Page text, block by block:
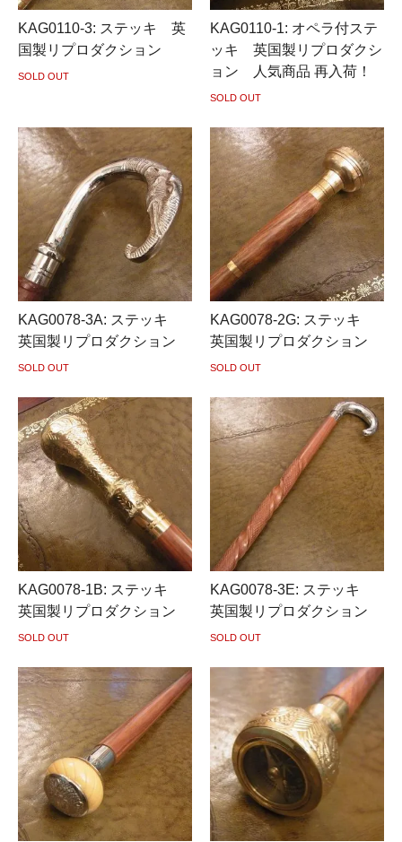
KAG0110-3: ステッキ 英
国製リプロダクション
SOLD OUT
KAG0110-1: オペラ付ステ
ッキ 英国製リプロダクシ
ョン 人気商品 再入荷！
SOLD OUT
KAG0078-3A: ステッキ
英国製リプロダクション
SOLD OUT
KAG0078-2G: ステッキ
英国製リプロダクション
SOLD OUT
KAG0078-1B: ステッキ
英国製リプロダクション
SOLD OUT
KAG0078-3E: ステッキ
英国製リプロダクション
SOLD OUT